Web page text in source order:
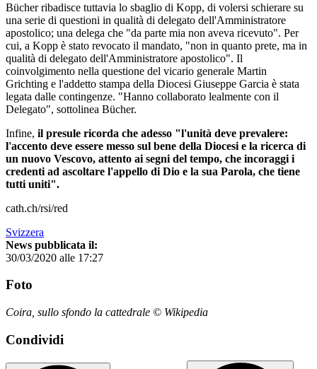
Bücher ribadisce tuttavia lo sbaglio di Kopp, di volersi schierare su
una serie di questioni in qualità di delegato dell'Amministratore
apostolico; una delega che "da parte mia non aveva ricevuto". Per
cui, a Kopp è stato revocato il mandato, "non in quanto prete, ma in
qualità di delegato dell'Amministratore apostolico". Il
coinvolgimento nella questione del vicario generale Martin
Grichting e l'addetto stampa della Diocesi Giuseppe Garcia è stata
legata dalle contingenze. "Hanno collaborato lealmente con il
Delegato", sottolinea Bücher.
Infine, il presule ricorda che adesso "l'unità deve prevalere:
l'accento deve essere messo sul bene della Diocesi e la ricerca di
un nuovo Vescovo, attento ai segni del tempo, che incoraggi i
credenti ad ascoltare l'appello di Dio e la sua Parola, che tiene
tutti uniti".
cath.ch/rsi/red
Svizzera
News pubblicata il:
30/03/2020 alle 17:27
Foto
Coira, sullo sfondo la cattedrale © Wikipedia
Condividi